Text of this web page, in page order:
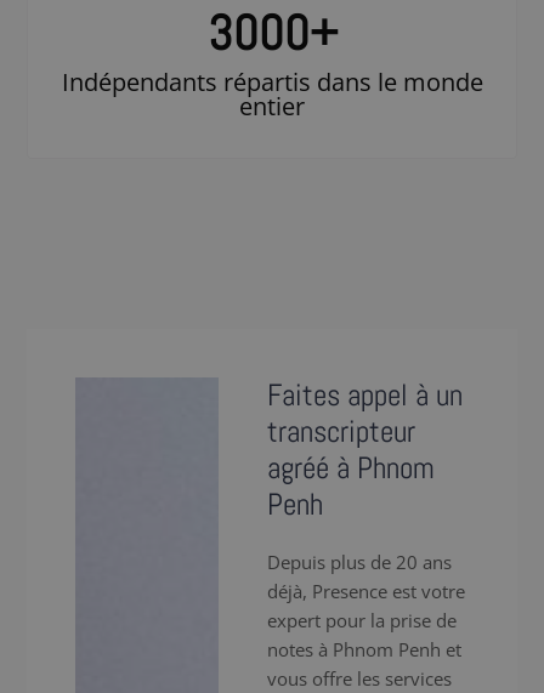
3000+
Indépendants répartis dans le monde
entier
Faites appel à un
transcripteur
agréé à Phnom
Penh
Depuis plus de 20 ans
déjà, Presence est votre
expert pour la prise de
notes à Phnom Penh et
vous offre les services